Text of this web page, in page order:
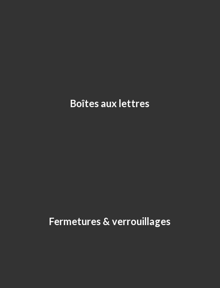
Boîtes aux lettres
Fermetures & verrouillages